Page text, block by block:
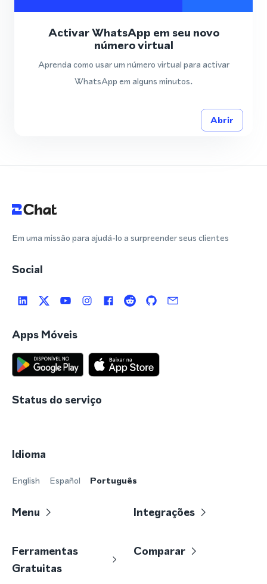
Activar WhatsApp em seu novo
número virtual
Aprenda como usar um número virtual para activar
WhatsApp em alguns minutos.
Abrir
Em uma missão para ajudá-lo a surpreender seus clientes
Social
Apps Móveis
Status do serviço
Idioma
English Español Português
Menu Integrações
Ferramentas
Gratuitas
Comparar